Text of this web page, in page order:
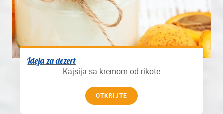
Ideja za dezert
Kajsija sa kremom od rikote
OTKRIJTE